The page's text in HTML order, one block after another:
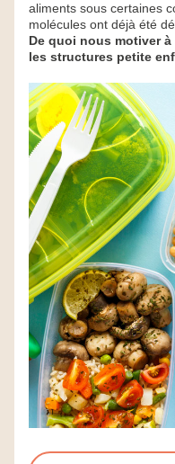
aliments sous certaines
De quoi nous motiver
les structures petite